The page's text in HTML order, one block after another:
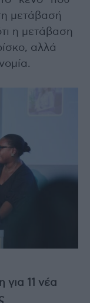
μετάβασή
η μετάβαση
αλλά
για 11 νέα